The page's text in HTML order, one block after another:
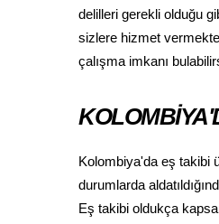
delilleri gerekli olduğu
sizlere hizmet
çalışma imkanı
Kolombiya'da eş takibi
durumlarda
Eş takibi oldukça